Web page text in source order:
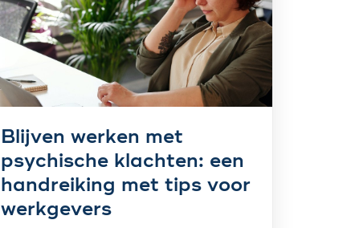
Blijven werken met
psychische klachten: een
handreiking met tips voor
werkgevers